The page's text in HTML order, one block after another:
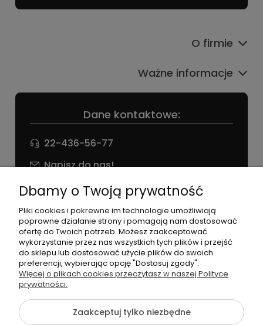
Dane kontaktowe:
22-436-56-77
Napisz do nas!
NIP: 826 186 42 29
O firmie
Ważne informacje
©2026 Wszelkie Prawa Zastrzeżone | agneess sklep
internetowy
Szablon Flex byEcommercy
Dbamy o Twoją prywatność
Pliki cookies i pokrewne im technologie umożliwiają
poprawne działanie strony i pomagają nam dostosować
ofertę do Twoich potrzeb. Możesz zaakceptować
wykorzystanie przez nas wszystkich tych plików i przejść
do sklepu lub dostosować użycie plików do swoich
preferencji, wybierając opcję "Dostosuj zgody".
Więcej o plikach cookies przeczytasz w naszej Polityce
prywatności.
Zaakceptuj tylko niezbędne